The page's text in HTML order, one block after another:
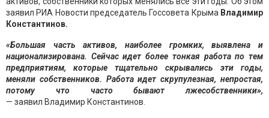
заявил РИА Новости председатель Госсовета Крыма Владимир
Константинов.
«Большая часть активов, наиболее громких, выявлена и
национализирована. Сейчас идет более тонкая работа по тем
предприятиям, которые тщательно скрывались эти годы,
меняли собственников. Работа идет скрупулезная, непростая,
потому что часто бывают лжесобственники»,
— заявил Владимир Константинов.